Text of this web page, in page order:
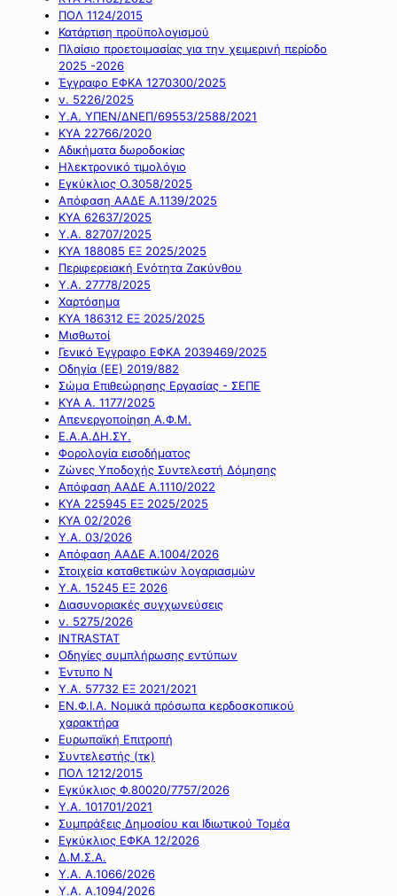
ΠΟΛ 1124/2015
Κατάρτιση προϋπολογισμού
Πλαίσιο προετοιμασίας για την χειμερινή περίοδο
2025 -2026
Έγγραφο ΕΦΚΑ 1270300/2025
ν. 5226/2025
Υ.Α. ΥΠΕΝ/ΔΝΕΠ/69553/2588/2021
ΚΥΑ 22766/2020
Αδικήματα δωροδοκίας
Ηλεκτρονικό τιμολόγιο
Εγκύκλιος Ο.3058/2025
Απόφαση ΑΑΔΕ Α.1139/2025
ΚΥΑ 62637/2025
Υ.Α. 82707/2025
ΚΥΑ 188085 ΕΞ 2025/2025
Περιφερειακή Ενότητα Ζακύνθου
Υ.Α. 27778/2025
Χαρτόσημα
ΚΥΑ 186312 ΕΞ 2025/2025
Μισθωτοί
Γενικό Έγγραφο ΕΦΚΑ 2039469/2025
Οδηγία (ΕΕ) 2019/882
Σώμα Επιθεώρησης Εργασίας - ΣΕΠΕ
ΚΥΑ Α. 1177/2025
Απενεργοποίηση Α.Φ.Μ.
Ε.Α.Α.ΔΗ.ΣΥ.
Φορολογία εισοδήματος
Ζώνες Υποδοχής Συντελεστή Δόμησης
Απόφαση ΑΑΔΕ Α.1110/2022
ΚΥΑ 225945 ΕΞ 2025/2025
ΚΥΑ 02/2026
Υ.Α. 03/2026
Απόφαση ΑΑΔΕ Α.1004/2026
Στοιχεία καταθετικών λογαριασμών
Υ.Α. 15245 ΕΞ 2026
Διασυνοριακές συγχωνεύσεις
ν. 5275/2026
INTRASTAT
Οδηγίες συμπλήρωσης εντύπων
Έντυπο Ν
Υ.Α. 57732 ΕΞ 2021/2021
ΕΝ.Φ.Ι.Α. Νομικά πρόσωπα κερδοσκοπικού
χαρακτήρα
Ευρωπαϊκή Επιτροπή
Συντελεστής (τκ)
ΠΟΛ 1212/2015
Εγκύκλιος Φ.80020/7757/2026
Υ.Α. 101701/2021
Συμπράξεις Δημοσίου και Ιδιωτικού Τομέα
Εγκύκλιος ΕΦΚΑ 12/2026
Δ.Μ.Σ.Α.
Υ.Α. Α.1066/2026
Υ.Α. Α.1094/2026